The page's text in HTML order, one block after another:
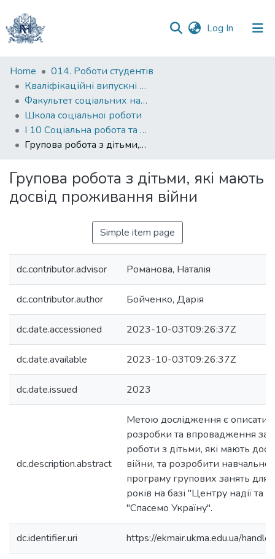
Log In (current)
Communities
&
Collections
All of DSpace
Home
014. Роботи студентів
Кваліфікаційні випускні роботи здобувачів вищої освіти бакалаврських програм
Факультет соціальних наук і соціальних технологій
Школа соціальної роботи
І 10 Соціальна робота та консультування
Групова робота з дітьми, які мають досвід проживання війни
Групова робота з дітьми, які мають
досвід проживання війни
Simple item page
dc.contributor.advisor Романова, Наталія
dc.contributor.author Бойченко, Дарія
dc.date.accessioned 2023-10-03T09:26:37Z
dc.date.available 2023-10-03T09:26:37Z
dc.date.issued 2023
dc.description.abstract
Метою дослідження є описати
розробки та впровадження
роботи з дітьми, які мають
війни, та розробити
програму групових занять для
років на базі "Центру надії та
"Спасемо Україну".
dc.identifier.uri https://ekmair.ukma.edu.ua/